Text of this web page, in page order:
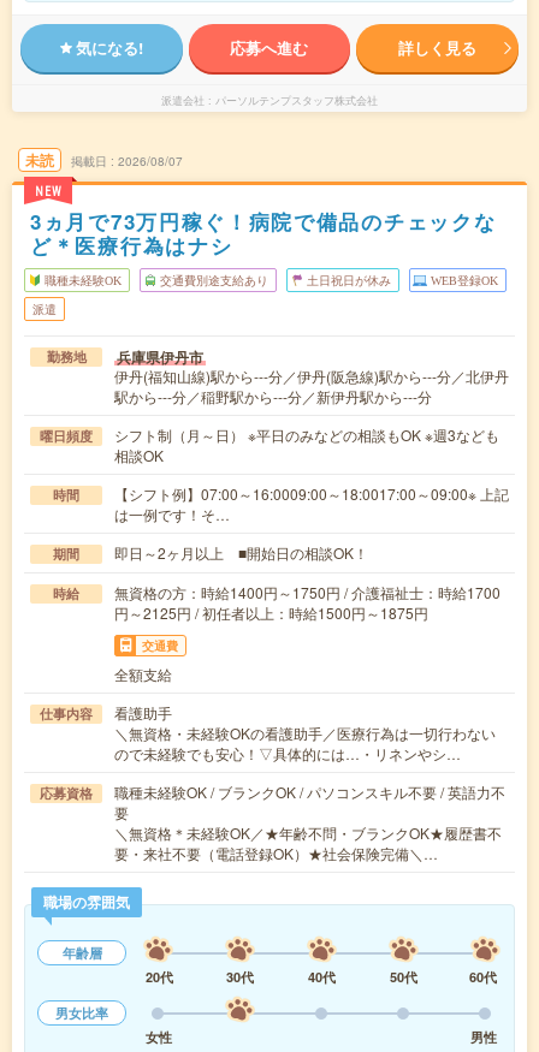
気になる! 応募へ進む 詳しく見る
派遣会社 パーソルテンプスタッフ株式会社
未読
NEW
掲載日 2026/08/07
3ヵ月で73万円稼ぐ！病院で備品のチェックな
ど＊医療行為はナシ
職種未経験OK 交通費別途支給あり 土日祝日が休み WEB登録OK
派遣
勤務地 兵庫県伊丹市
伊丹(福知山線)駅から---分／伊丹(阪急線)駅から---分／北伊丹
駅から---分／稲野駅から---分／新伊丹駅から---分
曜日頻度
シフト制（月～日） ※平日のみなどの相談もOK ※週3なども
相談OK
時間
【シフト例】07:00～16:0009:00～18:0017:00～09:00※ 上記
は一例です！そ…
期間 即日～2ヶ月以上 ■開始日の相談OK！
時給
無資格の方：時給1400円～1750円 / 介護福祉士：時給1700
円～2125円 / 初任者以上：時給1500円～1875円
交通費
全額支給
仕事内容
看護助手
＼無資格・未経験OKの看護助手／医療行為は一切行わない
ので未経験でも安心！▽具体的には…・リネンやシ…
応募資格
職種未経験OK / ブランクOK / パソコンスキル不要 / 英語力不
要
＼無資格＊未経験OK／★年齢不問・ブランクOK★履歴書不
要・来社不要（電話登録OK）★社会保険完備＼…
職場の雰囲気
年齢層
20代
30代 40代 50代
60代
男女比率
女性
男性